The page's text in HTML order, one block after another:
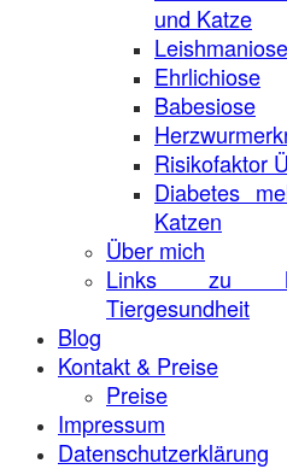
und Katze
Leishmaniose
Ehrlichiose
Babesiose
Risikofaktor
Diabetes
Katzen
Über mich
Links zu
Tiergesundheit
Blog
Kontakt & Preise
Preise
Impressum
Datenschutzerklärung